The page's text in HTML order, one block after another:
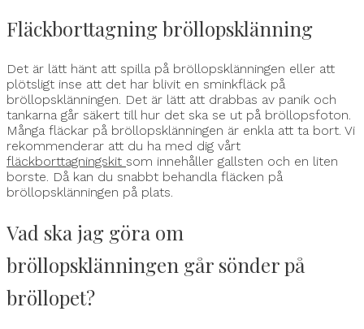
Fläckborttagning bröllopsklänning
Det är lätt hänt att spilla på bröllopsklänningen eller att
plötsligt inse att det har blivit en sminkfläck på
bröllopsklänningen. Det är lätt att drabbas av panik och
tankarna går säkert till hur det ska se ut på bröllopsfoton.
Många fläckar på bröllopsklänningen är enkla att ta bort. Vi
rekommenderar att du ha med dig vårt
fläckborttagningskit som innehåller gallsten och en liten
borste. Då kan du snabbt behandla fläcken på
bröllopsklänningen på plats.
Vad ska jag göra om
bröllopsklänningen går sönder på
bröllopet?